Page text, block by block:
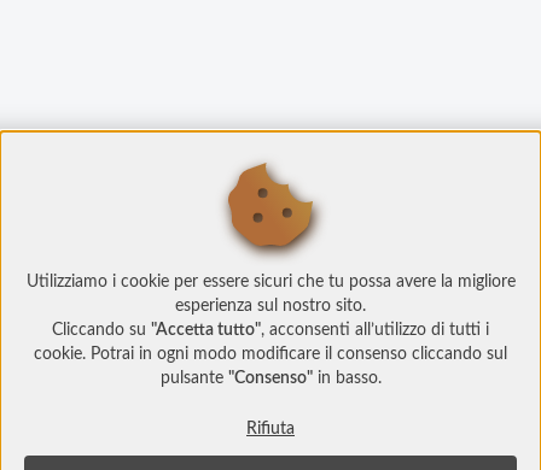
Utilizziamo i cookie per essere sicuri che tu possa avere la migliore
esperienza sul nostro sito.
Cliccando su "Accetta tutto", acconsenti all’utilizzo di tutti i
cookie. Potrai in ogni modo modificare il consenso cliccando sul
pulsante "Consenso"in basso.
Rifiuta